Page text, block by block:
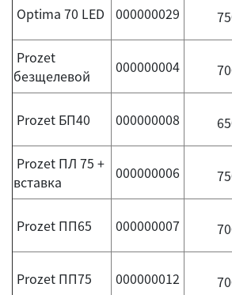
Optima 70 LED 000000029
Prozet
безщелевой
000000004
Prozet БП40 000000008
Prozet ПЛ 75 +
вставка
000000006
Prozet ПП65 000000007
Prozet ПП75 000000012